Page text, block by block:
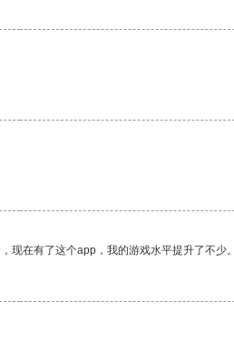
现在有了这个app，我的游戏水平提升了不少。